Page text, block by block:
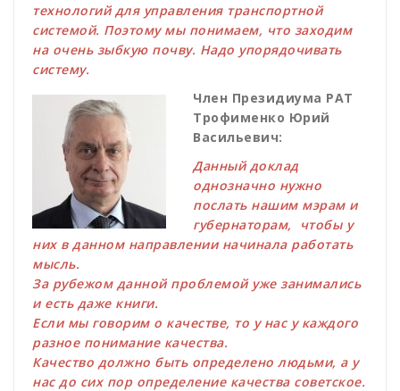
технологий для управления транспортной
системой. Поэтому мы понимаем, что заходим
на очень зыбкую почву. Надо упорядочивать
систему.
Член Президиума РАТ
Трофименко Юрий
Васильевич:
Данный доклад
однозначно нужно
послать нашим мэрам и
губернаторам, чтобы у
них в данном направлении начинала работать
мысль.
За рубежом данной проблемой уже занимались
и есть даже книги.
Если мы говорим о качестве, то у нас у каждого
разное понимание качества.
Качество должно быть определено людьми, а у
нас до сих пор определение качества советское.